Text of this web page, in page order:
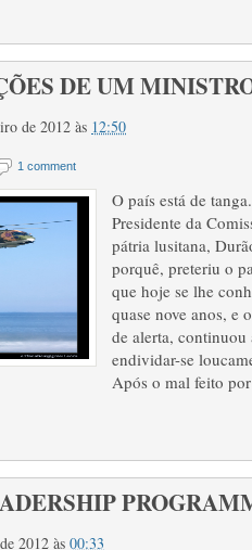
DE UM
de 2012 às 12:50
1 comment
O país está de
Presidente da
pátria lusitana,
porquê, preteriu o
que hoje se lhe
quase nove anos, e
de alerta, continuou
endividar-se
Após o mal feito
2012 às 00:33